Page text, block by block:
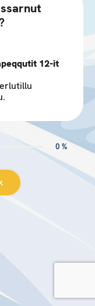
12-it
0 %